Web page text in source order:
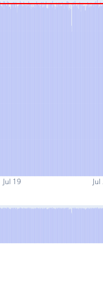
Jul 19